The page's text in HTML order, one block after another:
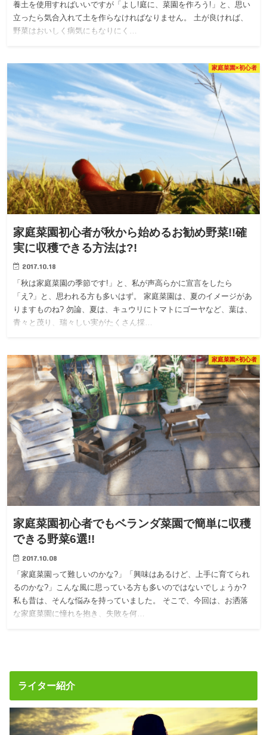
養土を使用すればいいですが「よし!庭に、菜園を作ろう!」と、思い
立ったら気合入れて土を作らなければなりません。 土が良ければ、
野菜はおいしく病気にもなりにく…
家庭菜園×初心者
家庭菜園初心者が秋から始めるお勧め野菜!!確
実に収穫できる方法は?!
2017.10.18
「秋は家庭菜園の季節です!」と、私が声高らかに宣言をしたら
「え?」と、思われる方も多いはず。 家庭菜園は、夏のイメージがあ
りますものね? 勿論、夏は、キュウリにトマトにゴーヤなど、葉は、
青々と茂り、瑞々しい実がたくさん採…
家庭菜園×初心者
家庭菜園初心者でもベランダ菜園で簡単に収穫
できる野菜6選!!
2017.10.08
「家庭菜園って難しいのかな?」「興味はあるけど、上手に育てられ
るのかな?」こんな風に思っている方も多いのではないでしょうか?
私も昔は、そんな悩みを持っていました。 そこで、今回は、お洒落
な家庭菜園に憧れを抱き、失敗を何…
ライター紹介